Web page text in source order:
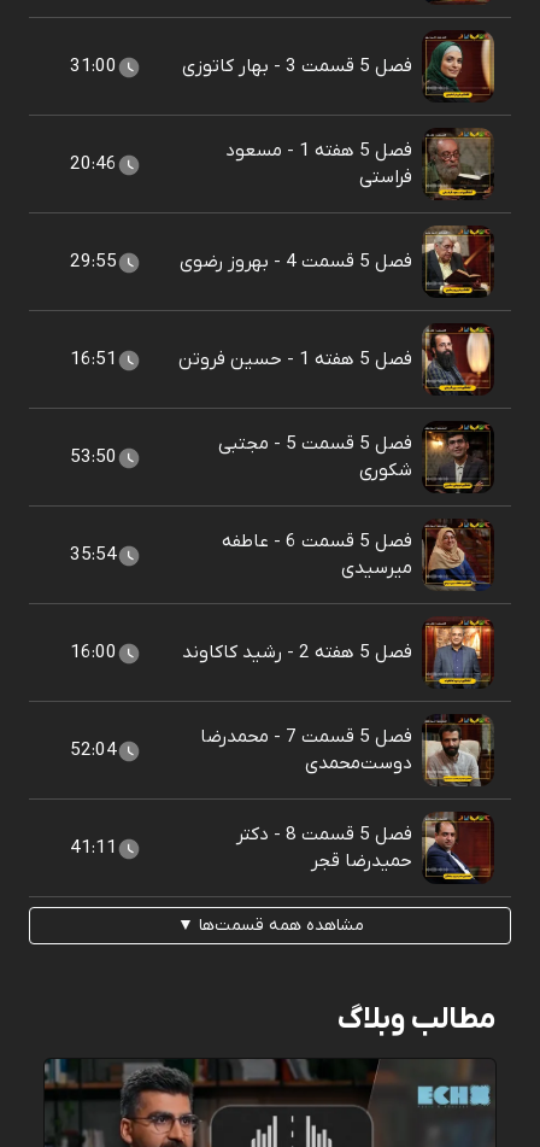
فصل 5 قسمت 3 - بهار کاتوزی 31:00
فصل 5 هفته 1 - مسعود
فراستی
20:46
فصل 5 قسمت 4 - بهروز رضوی 29:55
فصل 5 هفته 1 - حسین فروتن 16:51
فصل 5 قسمت 5 - مجتبی
شکوری
53:50
فصل 5 قسمت 6 - عاطفه
میرسیدی
35:54
فصل 5 هفته 2 - رشید کاکاوند 16:00
فصل 5 قسمت 7 - محمدرضا
دوست‌محمدی
52:04
فصل 5 قسمت 8 - دکتر
حمیدرضا قجر
41:11
مشاهده همه قسمت‌ها ▼
مطالب وبلاگ